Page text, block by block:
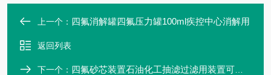
上一个： 四氟消解罐四氟压力罐100ml疾控中心消解用
返回列表
下一个： 四氟砂芯装置石油化工抽滤过滤用装置可定制